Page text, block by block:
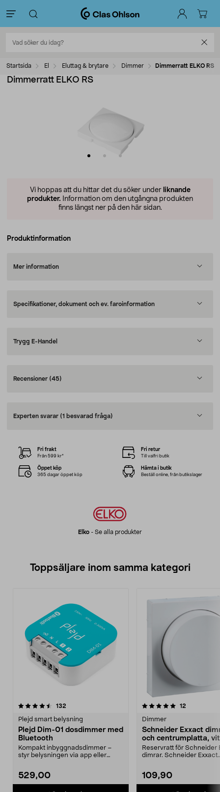
Startsida El Eluttag & brytare Dimmer Dimmerratt ELKO RS
Dimmerratt ELKO RS
Vi hoppas att du hittar det du söker under liknande
produkter. Information om den utgångna produkten
finns längst ner på den här sidan.
Produktinformation
Mer information
Specifikationer, dokument och ev. faroinformation
Trygg E-Handel
Recensioner (45)
Experten svarar (1 besvarad fråga)
Elko - Se alla produkter
Fri frakt
Från 599 kr*
Fri retur
Till valfri butik
Öppet köp
365 dagar öppet köp
Hämta i butik
Beställ online, från butikslager
Toppsäljare inom samma kategori
132
Plejd smart belysning
Plejd Dim-01 dosdimmer med
Bluetooth
Kompakt inbyggnadsdimmer –
styr belysningen via app eller
529,00
5.0 av 5 stjärnor 12
Dimmer
Schneider Exxact
och centrumplatta, vit
Reservratt för Schneider
dimrar. Schneider Exxact
109,90
5.0 av 5 stjärnor